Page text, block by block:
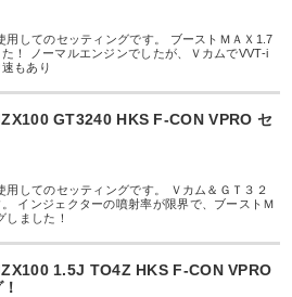
用してのセッティングです。 ブーストＭＡＸ1.7
！ ノーマルエンジンでしたが、ＶカムでVVT-i
もあり
GT3240 HKS F-CON VPRO セ
してのセッティングです。 Ｖカム＆ＧＴ３２
インジェクターの噴射率が限界で、ブーストＭ
しました！
1.5J TO4Z HKS F-CON VPRO